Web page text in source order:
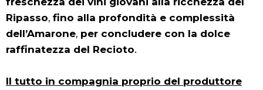
Ripasso, fino alla profondità e complessità
dell’Amarone, per concludere con la dolce
raffinatezza del Recioto.
Il tutto in compagnia proprio del produttore